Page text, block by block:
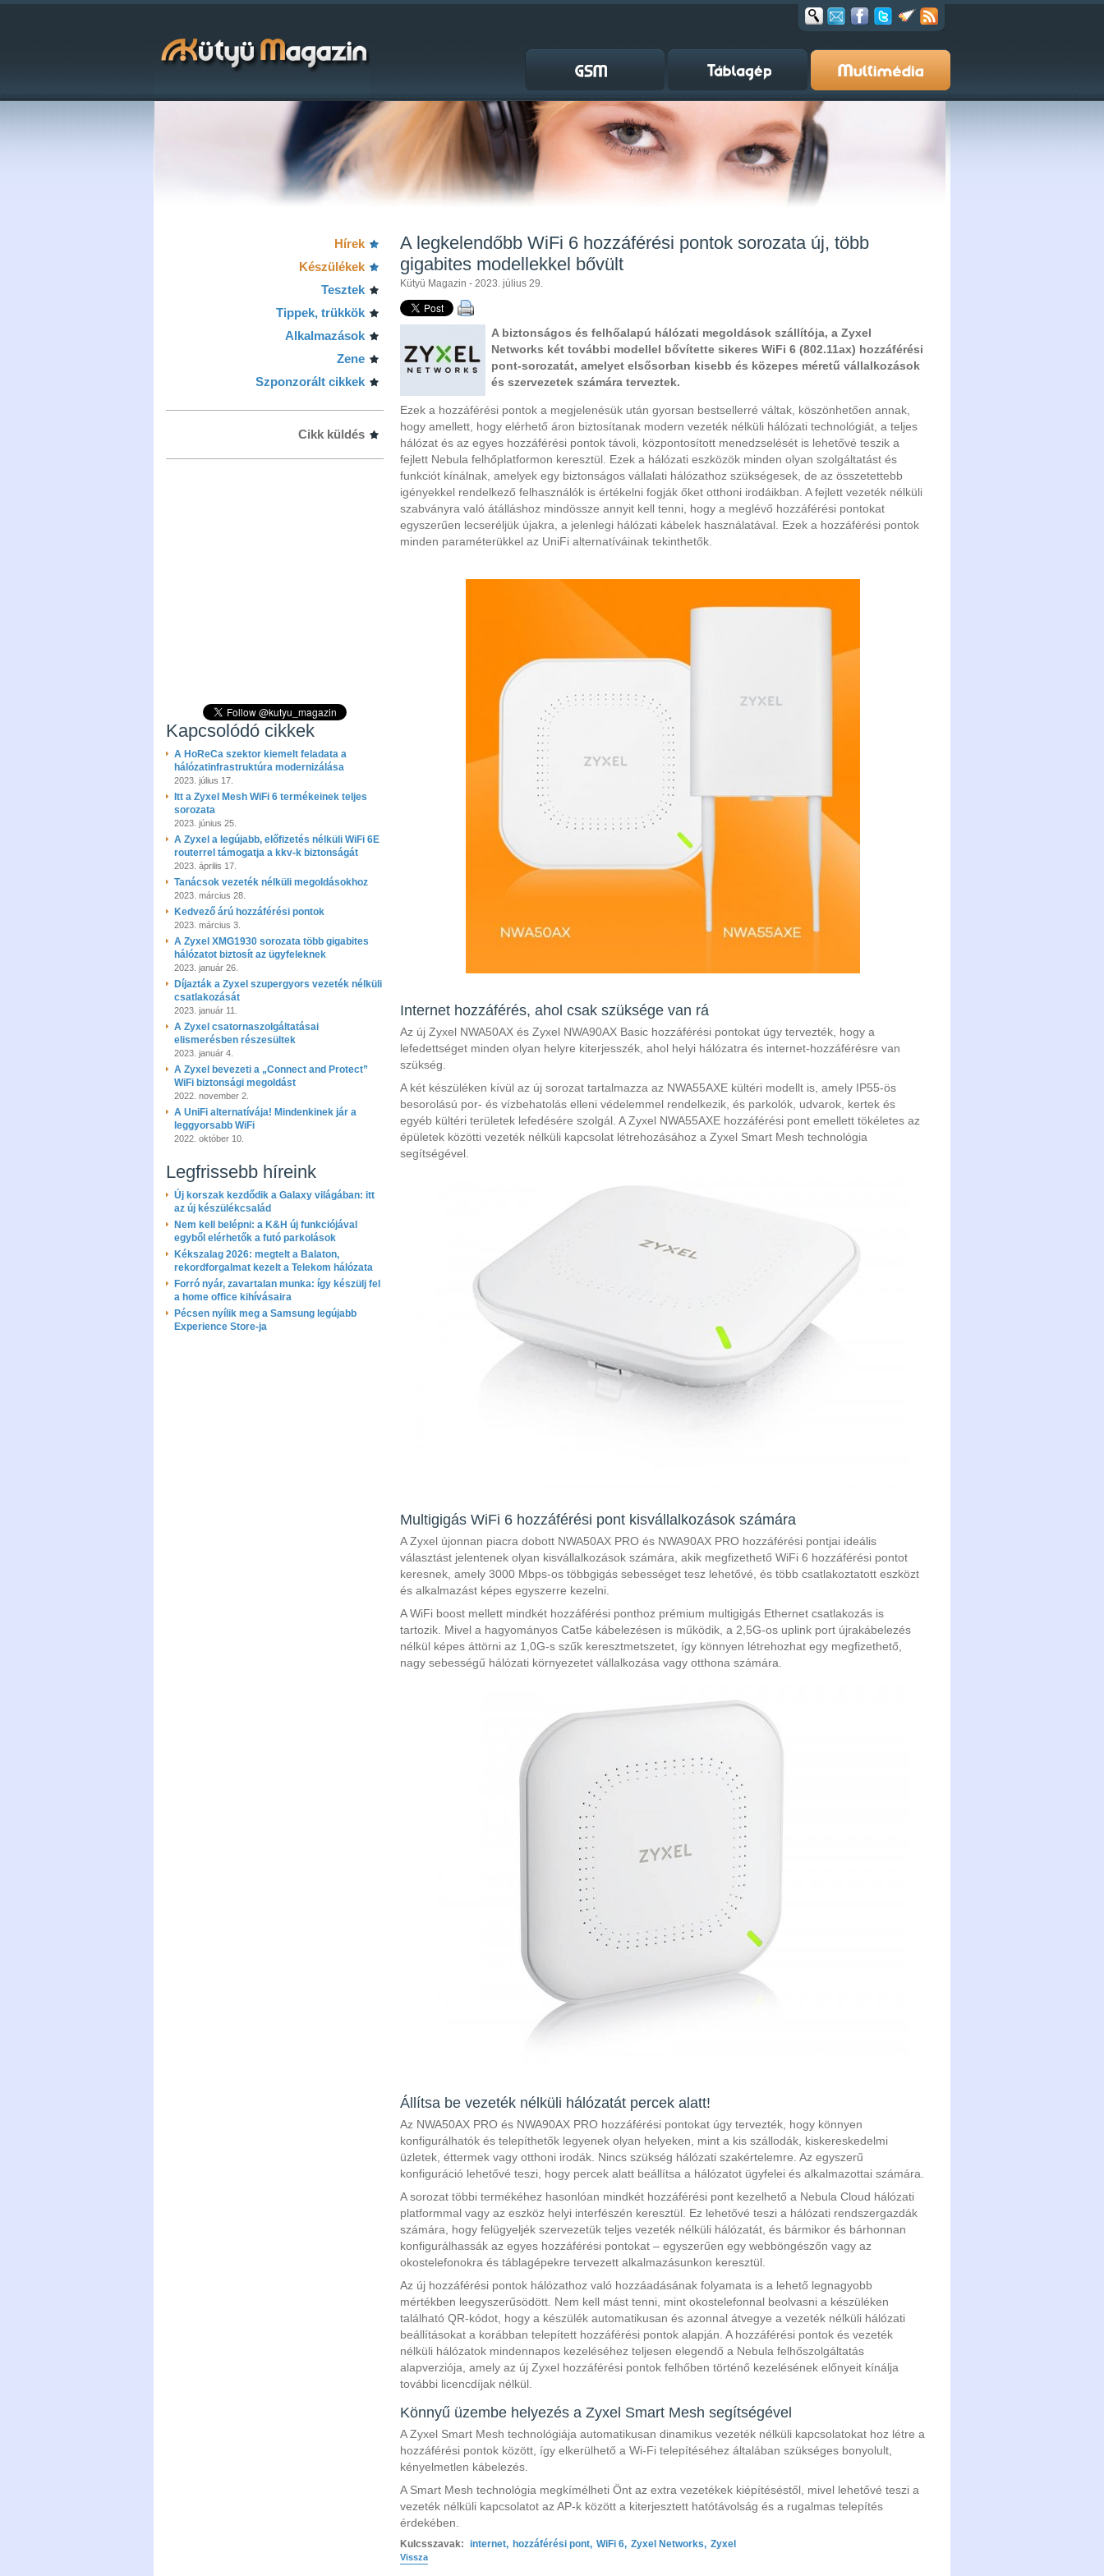
Hírek
Készülékek
Tesztek
Tippek, trükkök
Alkalmazások
Zene
Szponzorált cikkek
Cikk küldés
Kapcsolódó cikkek
A HoReCa szektor kiemelt feladata a
hálózatinfrastruktúra modernizálása
2023. július 17.
Itt a Zyxel Mesh WiFi 6 termékeinek teljes
sorozata
2023. június 25.
A Zyxel a legújabb, előfizetés nélküli WiFi 6E
routerrel támogatja a kkv-k biztonságát
2023. április 17.
Tanácsok vezeték nélküli megoldásokhoz
2023. március 28.
Kedvező árú hozzáférési pontok
2023. március 3.
A Zyxel XMG1930 sorozata több gigabites
hálózatot biztosít az ügyfeleknek
2023. január 26.
Díjazták a Zyxel szupergyors vezeték nélküli
csatlakozását
2023. január 11.
A Zyxel csatornaszolgáltatásai
elismerésben részesültek
2023. január 4.
A Zyxel bevezeti a „Connect and Protect”
WiFi biztonsági megoldást
2022. november 2.
A UniFi alternatívája! Mindenkinek jár a
leggyorsabb WiFi
2022. október 10.
Legfrissebb híreink
Új korszak kezdődik a Galaxy világában: itt
az új készülékcsalád
Nem kell belépni: a K&H új funkciójával
egyből elérhetők a futó parkolások
Kékszalag 2026: megtelt a Balaton,
rekordforgalmat kezelt a Telekom hálózata
Forró nyár, zavartalan munka: így készülj fel
a home office kihívásaira
Pécsen nyílik meg a Samsung legújabb
Experience Store-ja
A legkelendőbb WiFi 6 hozzáférési pontok sorozata új, több
gigabites modellekkel bővült
Kütyü Magazin - 2023. július 29.
A biztonságos és felhőalapú hálózati megoldások szállítója, a Zyxel
Networks két további modellel bővítette sikeres WiFi 6 (802.11ax) hozzáférési
pont-sorozatát, amelyet elsősorban kisebb és közepes méretű vállalkozások
és szervezetek számára terveztek.
Ezek a hozzáférési pontok a megjelenésük után gyorsan bestsellerré váltak, köszönhetően annak,
hogy amellett, hogy elérhető áron biztosítanak modern vezeték nélküli hálózati technológiát, a teljes
hálózat és az egyes hozzáférési pontok távoli, központosított menedzselését is lehetővé teszik a
fejlett Nebula felhőplatformon keresztül. Ezek a hálózati eszközök minden olyan szolgáltatást és
funkciót kínálnak, amelyek egy biztonságos vállalati hálózathoz szükségesek, de az összetettebb
igényekkel rendelkező felhasználók is értékelni fogják őket otthoni irodáikban. A fejlett vezeték nélküli
szabványra való átálláshoz mindössze annyit kell tenni, hogy a meglévő hozzáférési pontokat
egyszerűen lecseréljük újakra, a jelenlegi hálózati kábelek használatával. Ezek a hozzáférési pontok
minden paraméterükkel az UniFi alternatíváinak tekinthetők.
Internet hozzáférés, ahol csak szüksége van rá
Az új Zyxel NWA50AX és Zyxel NWA90AX Basic hozzáférési pontokat úgy tervezték, hogy a
lefedettséget minden olyan helyre kiterjesszék, ahol helyi hálózatra és internet-hozzáférésre van
szükség.
A két készüléken kívül az új sorozat tartalmazza az NWA55AXE kültéri modellt is, amely IP55-ös
besorolású por- és vízbehatolás elleni védelemmel rendelkezik, és parkolók, udvarok, kertek és
egyéb kültéri területek lefedésére szolgál. A Zyxel NWA55AXE hozzáférési pont emellett tökéletes az
épületek közötti vezeték nélküli kapcsolat létrehozásához a Zyxel Smart Mesh technológia
segítségével.
Multigigás WiFi 6 hozzáférési pont kisvállalkozások számára
A Zyxel újonnan piacra dobott NWA50AX PRO és NWA90AX PRO hozzáférési pontjai ideális
választást jelentenek olyan kisvállalkozások számára, akik megfizethető WiFi 6 hozzáférési pontot
keresnek, amely 3000 Mbps-os többgigás sebességet tesz lehetővé, és több csatlakoztatott eszközt
és alkalmazást képes egyszerre kezelni.
A WiFi boost mellett mindkét hozzáférési ponthoz prémium multigigás Ethernet csatlakozás is
tartozik. Mivel a hagyományos Cat5e kábelezésen is működik, a 2,5G-os uplink port újrakábelezés
nélkül képes áttörni az 1,0G-s szűk keresztmetszetet, így könnyen létrehozhat egy megfizethető,
nagy sebességű hálózati környezetet vállalkozása vagy otthona számára.
Állítsa be vezeték nélküli hálózatát percek alatt!
Az NWA50AX PRO és NWA90AX PRO hozzáférési pontokat úgy tervezték, hogy könnyen
konfigurálhatók és telepíthetők legyenek olyan helyeken, mint a kis szállodák, kiskereskedelmi
üzletek, éttermek vagy otthoni irodák. Nincs szükség hálózati szakértelemre. Az egyszerű
konfiguráció lehetővé teszi, hogy percek alatt beállítsa a hálózatot ügyfelei és alkalmazottai számára.
A sorozat többi termékéhez hasonlóan mindkét hozzáférési pont kezelhető a Nebula Cloud hálózati
platformmal vagy az eszköz helyi interfészén keresztül. Ez lehetővé teszi a hálózati rendszergazdák
számára, hogy felügyeljék szervezetük teljes vezeték nélküli hálózatát, és bármikor és bárhonnan
konfigurálhassák az egyes hozzáférési pontokat – egyszerűen egy webböngészőn vagy az
okostelefonokra és táblagépekre tervezett alkalmazásunkon keresztül.
Az új hozzáférési pontok hálózathoz való hozzáadásának folyamata is a lehető legnagyobb
mértékben leegyszerűsödött. Nem kell mást tenni, mint okostelefonnal beolvasni a készüléken
található QR-kódot, hogy a készülék automatikusan és azonnal átvegye a vezeték nélküli hálózati
beállításokat a korábban telepített hozzáférési pontok alapján. A hozzáférési pontok és vezeték
nélküli hálózatok mindennapos kezeléséhez teljesen elegendő a Nebula felhőszolgáltatás
alapverziója, amely az új Zyxel hozzáférési pontok felhőben történő kezelésének előnyeit kínálja
további licencdíjak nélkül.
Könnyű üzembe helyezés a Zyxel Smart Mesh segítségével
A Zyxel Smart Mesh technológiája automatikusan dinamikus vezeték nélküli kapcsolatokat hoz létre a
hozzáférési pontok között, így elkerülhető a Wi-Fi telepítéséhez általában szükséges bonyolult,
kényelmetlen kábelezés.
A Smart Mesh technológia megkímélheti Önt az extra vezetékek kiépítéséstől, mivel lehetővé teszi a
vezeték nélküli kapcsolatot az AP-k között a kiterjesztett hatótávolság és a rugalmas telepítés
érdekében.
Kulcsszavak: internet, hozzáférési pont, WiFi 6, Zyxel Networks, Zyxel
Vissza